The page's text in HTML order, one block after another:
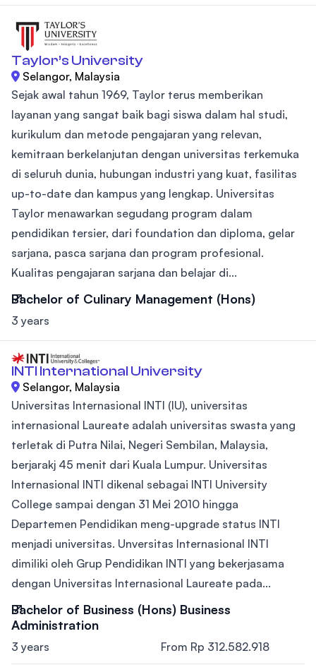
Taylor’s University
Selangor, Malaysia
Sejak awal tahun 1969, Taylor terus memberikan
layanan yang sangat baik bagi siswa dalam hal studi,
kurikulum dan metode pengajaran yang relevan,
kemitraan berkelanjutan dengan universitas terkemuka
di seluruh dunia, hubungan industri yang kuat, fasilitas
up-to-date dan kampus yang lengkap. Universitas
Taylor menawarkan segudang program dalam
pendidikan tersier, dari foundation dan diploma, gelar
sarjana, pasca sarjana dan program profesional.
Kualitas pengajaran sarjana dan belajar di...
Bachelor of Culinary Management (Hons)
3 years
INTI International University
Selangor, Malaysia
Universitas Internasional INTI (IU), universitas
internasional Laureate adalah universitas swasta yang
terletak di Putra Nilai, Negeri Sembilan, Malaysia,
berjarakj 45 menit dari Kuala Lumpur. Universitas
Internasional INTI dikenal sebagai INTI University
College sampai dengan 31 Mei 2010 hingga
Departemen Pendidikan meng-upgrade status INTI
menjadi universitas. Unversitas Internasional INTI
dimiliki oleh Grup Pendidikan INTI yang bekerjasama
dengan Universitas Internasional Laureate pada...
Bachelor of Business (Hons) Business
Administration
3 years From Rp 312.582.918